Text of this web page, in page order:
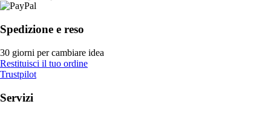
Spedizione e reso
30 giorni per cambiare idea
Restituisci il tuo ordine
Trustpilot
Servizi